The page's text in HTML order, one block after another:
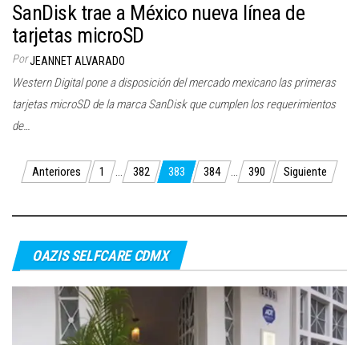
SanDisk trae a México nueva línea de
tarjetas microSD
PorJEANNET ALVARADO
Western Digital pone a disposición del mercado mexicano las primeras
tarjetas microSD de la marca SanDisk que cumplen los requerimientos
de…
Paginación
Anteriores 1 … 382 383 384 … 390 Siguiente
OAZIS SELFCARE CDMX